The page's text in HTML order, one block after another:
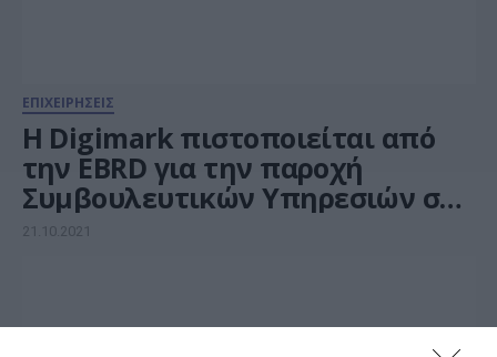
ΕΠΙΧΕΙΡΗΣΕΙΣ
Η Digimark πιστοποιείται από
την EBRD για την παροχή
Συμβουλευτικών Υπηρεσιών σε
θέματα ICT σε μικρές και μεσαίες
21.10.2021